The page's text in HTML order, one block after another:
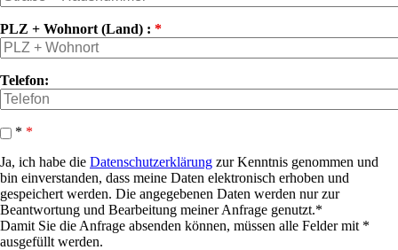
PLZ + Wohnort (Land) : *
Telefon:
* *
Ja, ich habe die Datenschutzerklärung zur Kenntnis genommen und
bin einverstanden, dass meine Daten elektronisch erhoben und
gespeichert werden. Die angegebenen Daten werden nur zur
Beantwortung und Bearbeitung meiner Anfrage genutzt.*
Damit Sie die Anfrage absenden können, müssen alle Felder mit *
ausgefüllt werden.